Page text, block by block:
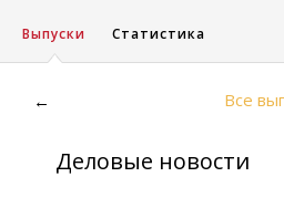
Выпуски Статистика
← Все
Деловые новости